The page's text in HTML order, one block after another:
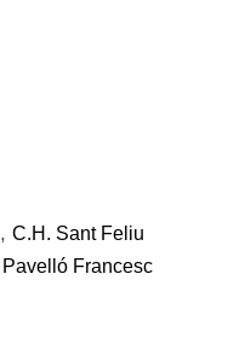
, C.H. Sant Feliu
Pavelló Francesc